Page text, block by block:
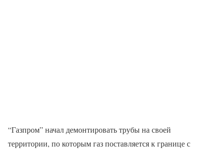
“Газпром” начал демонтировать трубы на своей
территории, по которым газ поставляется к границе с